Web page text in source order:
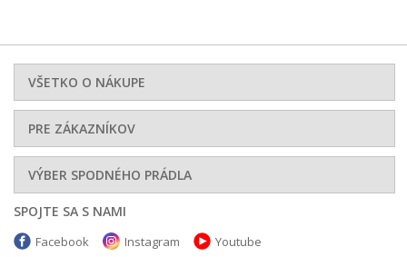
VŠETKO O NÁKUPE
PRE ZÁKAZNÍKOV
VÝBER SPODNÉHO PRÁDLA
SPOJTE SA S NAMI
Facebook Instagram Youtube